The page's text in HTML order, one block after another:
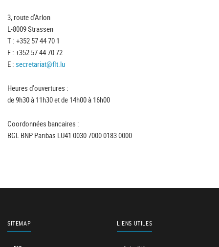
3, route d'Arlon
L-8009 Strassen
T : +352 57 44 70 1
F : +352 57 44 70 72
E : secretariat@flt.lu
Heures d'ouvertures :
de 9h30 à 11h30 et de 14h00 à 16h00
Coordonnées bancaires :
BGL BNP Paribas LU41 0030 7000 0183 0000
SITEMAP LIENS UTILES